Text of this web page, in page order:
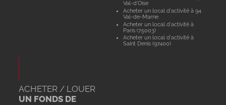
Val-d'Oise
Acheter un local d'activité à 94
Val-de-Marne
Acheter un local d'activité à
Paris (75003)
Acheter un local d'activité à
Saint Denis (97400)
ACHETER / LOUER
UN FONDS DE